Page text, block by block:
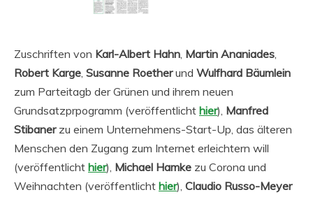
Zuschriften von Karl-Albert Hahn, Martin Ananiades,
Robert Karge, Susanne Roetherund Wulfhard Bäumlein
zum Parteitagb der Grünen und ihrem neuen
Grundsatzprpogramm (veröffentlicht hier), Manfred
Stibanerzu einem Unternehmens-Start-Up, das älteren
Menschen den Zugang zum Internet erleichtern will
(veröffentlicht hier), Michael Hamke zu Corona und
Weihnachten (veröffentlicht hier), Claudio Russo-Meyer